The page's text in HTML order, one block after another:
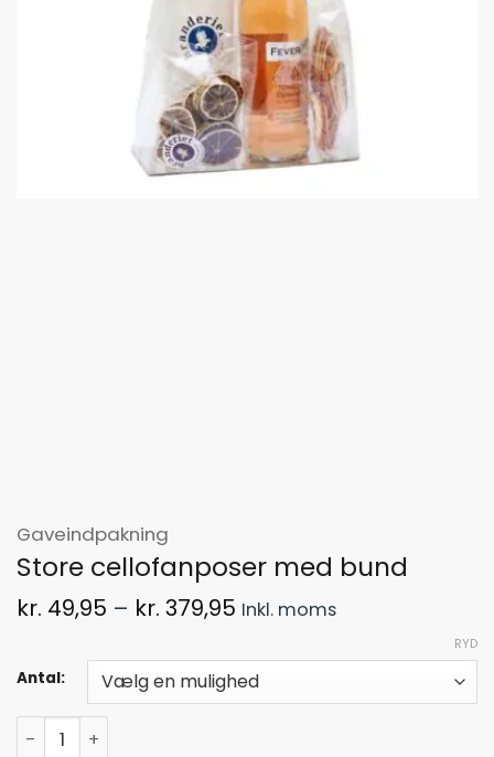
Gaveindpakning
Store cellofanposer med bund​
kr. 49,95 – kr. 379,95 Prisinterval:
kr. 379,95
Inkl. moms
Antal:
RYD
Store cellofanposer med bund​ antal